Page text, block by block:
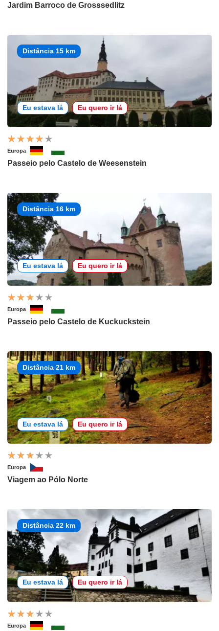
Jardim Barroco de Grosssedlitz
Distância 15 km
Eu estava lá Eu quero ir lá
Europa
Passeio pelo Castelo de Weesenstein
Distância 16 km
Eu estava lá Eu quero ir lá
Europa
Passeio pelo Castelo de Kuckuckstein
Distância 21 km
Eu estava lá Eu quero ir lá
Europa
Viagem ao Pólo Norte
Distância 22 km
Eu estava lá Eu quero ir lá
Europa